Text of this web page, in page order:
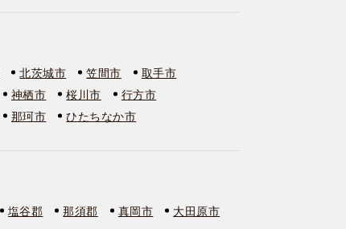
北茨城市 笠間市
取手市
神栖市 桜川市
行方市
那珂市 ひたちなか市
塩谷郡 那須郡 真岡市
大田原市